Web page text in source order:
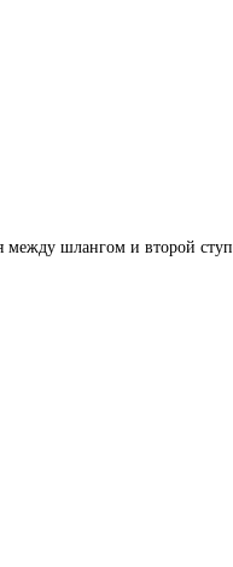
шлангом и второй